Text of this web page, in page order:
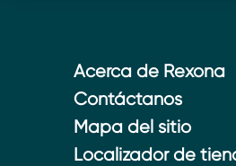
Acerca de Rexona
Contáctanos
Mapa del sitio
Localizador de